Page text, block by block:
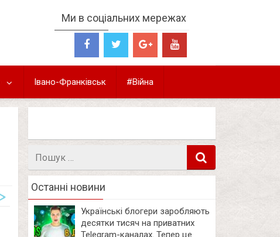
Ми в соціальних мережах
Івано-Франківськ #Війна
Останні новини
Українські блогери заробляють
десятки тисяч на приватних
Telegram-каналах. Тепер це